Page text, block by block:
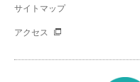
サイトマップ
アクセス